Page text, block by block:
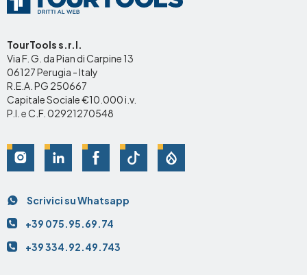
TourTools s.r.l.
Via F. G. da Pian di Carpine 13
06127 Perugia - Italy
R.E.A. PG 250667
Capitale Sociale €10.000 i.v.
P.I. e C.F. 02921270548
Social
Contatti
Scrivici su Whatsapp
+39 075.95.69.74
+39 334.92.49.743